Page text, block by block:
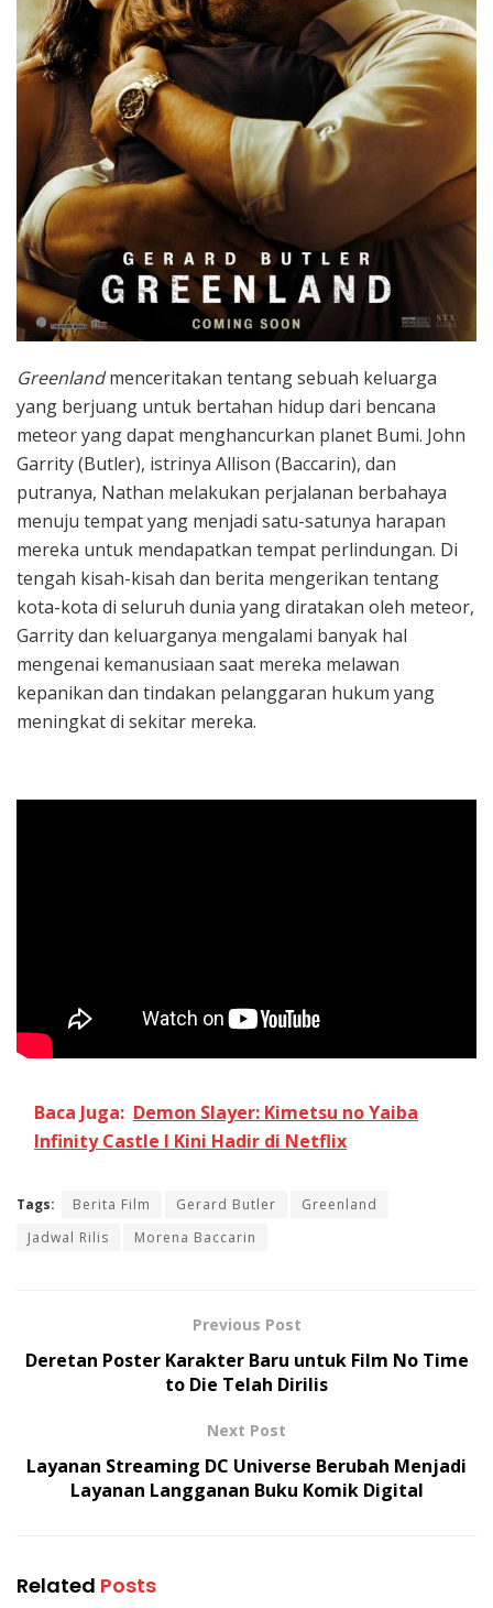
Greenlandmenceritakan tentang sebuah keluarga
yang berjuang untuk bertahan hidup dari bencana
meteor yang dapat menghancurkan planet Bumi. John
Garrity (Butler), istrinya Allison (Baccarin), dan
putranya, Nathan melakukan perjalanan berbahaya
menuju tempat yang menjadi satu-satunya harapan
mereka untuk mendapatkan tempat perlindungan. Di
tengah kisah-kisah dan berita mengerikan tentang
kota-kota di seluruh dunia yang diratakan oleh meteor,
Garrity dan keluarganya mengalami banyak hal
mengenai kemanusiaan saat mereka melawan
kepanikan dan tindakan pelanggaran hukum yang
meningkat di sekitar mereka.
Baca Juga: Demon Slayer: Kimetsu no Yaiba
Infinity Castle I Kini Hadir di Netflix
Tags: Berita Film Gerard Butler
Greenland
Jadwal Rilis
Morena Baccarin
Previous Post
Deretan Poster Karakter Baru untuk Film No Time
to Die Telah Dirilis
Next Post
Layanan Streaming DC Universe Berubah Menjadi
Layanan Langganan Buku Komik Digital
Related Posts